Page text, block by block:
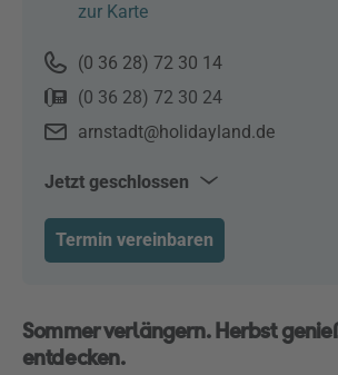
zur Karte
(0 36 28) 72 30 14
(0 36 28) 72 30 24
arnstadt@holidayland.de
Jetzt geschlossen
Mo & Mi–Fr
10:00–18:00
Di
09:00–18:00
Termin vereinbaren
Sommer verlängern. Herbst
entdecken.